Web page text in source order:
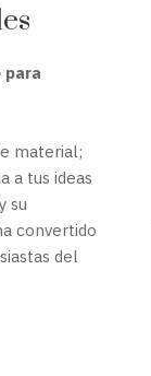
para
material;
a tus ideas
su
convertido
del